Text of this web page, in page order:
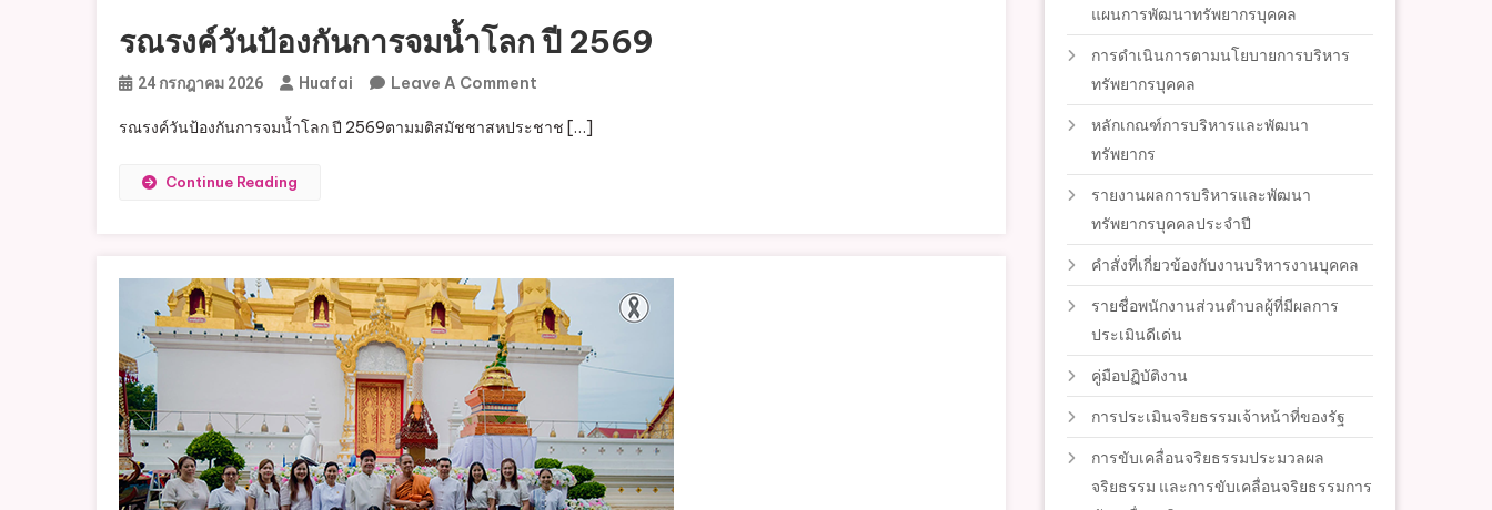
รณรงค์วันป้องกันการจมน้ำโลก ปี 2569
24 กรกฎาคม 2026 Huafai Leave A Comment
วัน
โลก
ปี
2569
รณรงค์วันป้องกันการจมน้ำโลก ปี 2569ตามมติสมัชชาสหประชาช […]
Continue Reading
แผนการพัฒนาทรัพยากรบุคคล
การดำเนินการตามนโยบายการบริหาร
ทรัพยากรบุคคล
หลักเกณฑ์การบริหารและพัฒนา
ทรัพยากร
รายงานผลการบริหารและพัฒนา
ทรัพยากรบุคคลประจำปี
คำสั่งที่เกี่ยวข้องกับงานบริหารงานบุคคล
รายชื่อพนักงานส่วนตำบลผู้ที่มีผลการ
ประเมินดีเด่น
คู่มือปฏิบัติงาน
การประเมินจริยธรรมเจ้าหน้าที่ของรัฐ
การขับเคลื่อนจริยธรรมประมวลผล
จริยธรรม และการขับเคลื่อนจริยธรรมการ